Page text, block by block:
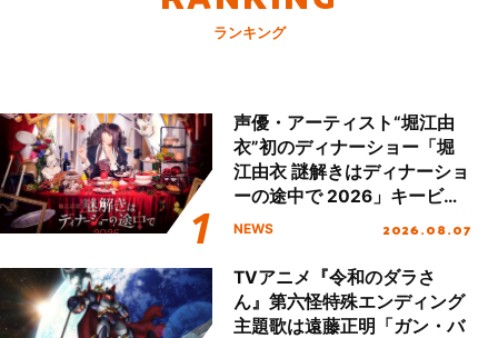
ランキング
声優・アーティスト“堀江由
衣”初のディナーショー「堀
江由衣 謎解きはディナーショ
ーの途中で 2026」キービジ
ュアル＆グッズラインナップ
NEWS 2026.08.07
TVアニメ『令和のダラさ
ん』第六怪特殊エンディング
主題歌は遠藤正明「ガン・バ